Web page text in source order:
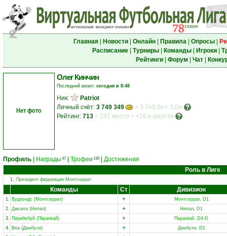
Главная| Новости| Онлайн| Правила| Опросы|
Расписание| Турниры| Команды| Игроки|
Рейтинги| Форум Чат|
Нет фото
Олег Кинчин
Последний визит: сегодня в 8:48
Ник:
Patriot
Личный счёт: 3 749 349
= 3 749.0к = 3.0м
Рейтинг: 713 = 247 место = +16 в августе
Профиль Награды 47 Трофеи 130| Достижения
Роль в Лиге
1. Президент федерации Монтсеррат
Команды Ст Дивизион
1. Вудлэндс (Монтсеррат) +
Монтсеррат, D1
2. Джхапа (Непал) +
Непал, D1
3. Пирибебуй (Парагвай) +
Парагвай, D4-D
4. Веа (Джибути) +
Джибути, D1